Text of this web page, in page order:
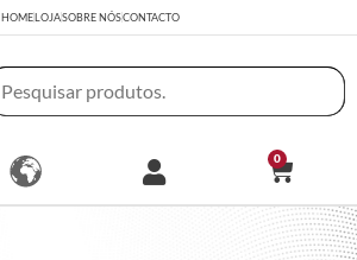
HOMELOJASOBRE NÓSCONTACTO
0